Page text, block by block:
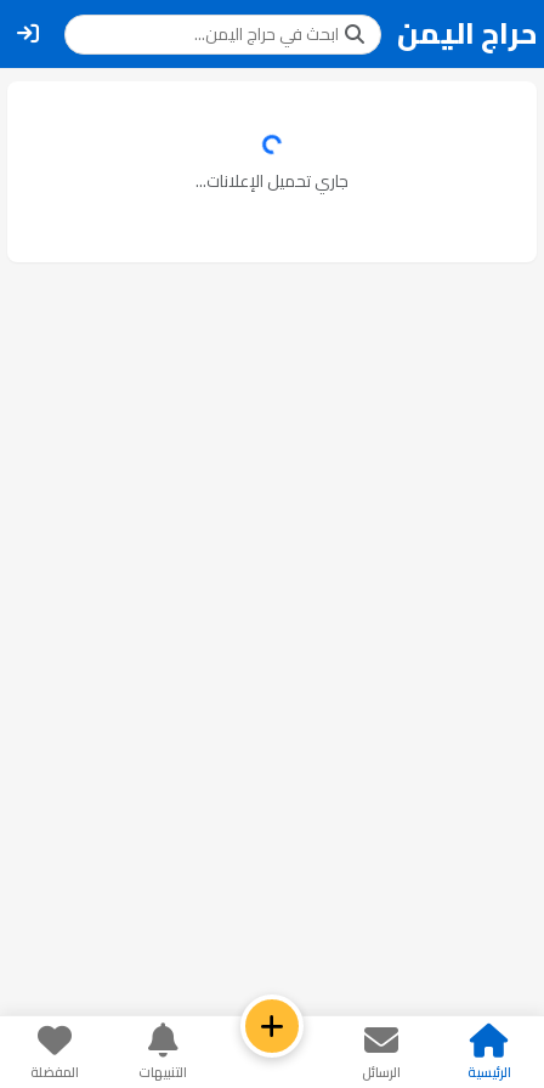
حراج اليمن
جاري تحميل الإعلانات...
الرئيسية الرسائل التنبيهات المفضلة